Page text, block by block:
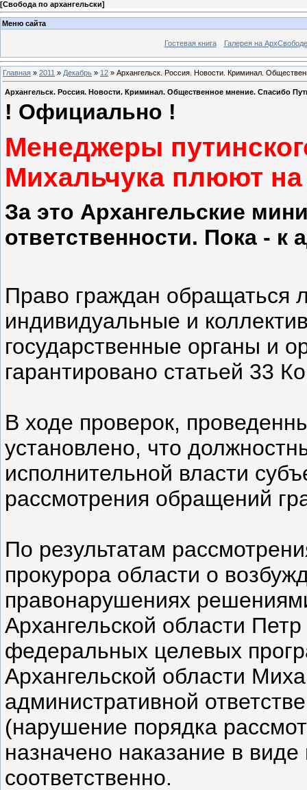
[Свобода по архангельски]
Меню сайта
Гостевая книга Галерея на АрхСвободе
Главная » 2011 » Декабрь » 12 » Архангельск. Россия. Новости. Криминал.
Архангельск. Россия. Новости. Криминал. Общественное мнение. Спасибо
! Официально !
Менеджеры
Михальчука плюют
За это Архангельские
ответственности. Пока - к
Право граждан обращаться
индивидуальные и
государственные органы и
гарантировано статьей 33
В ходе проверок,
установлено, что
исполнительной власти
рассмотрения обращений
По результатам
прокурора области о
правонарушениях
Архангельской области
федеральных целевых
Архангельской области
административной
(нарушение порядка
назначено наказание в
соответственно.